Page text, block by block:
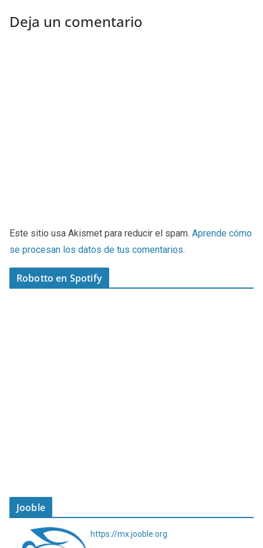
Deja un comentario
Este sitio usa Akismet para reducir el spam. Aprende cómo
se procesan los datos de tus comentarios.
Robotto en Spotify
Jooble
https://mx.jooble.org